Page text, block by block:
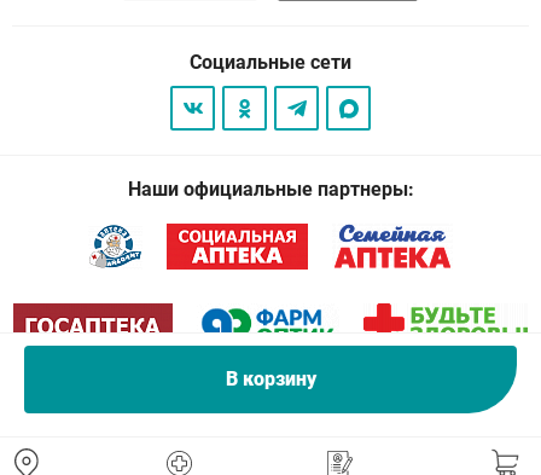
В корзину
Социальные сети
Наши официальные партнеры: